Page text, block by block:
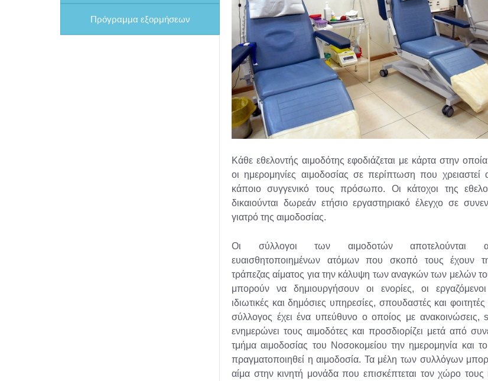
Πρόγραμμα εξορμήσεων
Κάθε εθελοντής αιμοδότης εφοδιάζεται με κάρτα στην
οι ημερομηνίες αιμοδοσίας σε περίπτωση που χρειαστεί
κάποιο συγγενικό τους πρόσωπο. Οι κάτοχοι της
δικαιούνται δωρεάν ετήσιο εργαστηριακό έλεγχο σε
γιατρό της αιμοδοσίας.
Οι σύλλογοι των αιμοδοτών αποτελούνται
ευαισθητοποιημένων ατόμων που σκοπό τους έχουν
τράπεζας αίματος για την κάλυψη των αναγκών των μελών
μπορούν να δημιουργήσουν οι ενορίες, οι
ιδιωτικές και δημόσιες υπηρεσίες, σπουδαστές και
σύλλογος έχει ένα υπεύθυνο ο οποίος με ανακοινώσεις,
ενημερώνει τους αιμοδότες και προσδιορίζει μετά από
τμήμα αιμοδοσίας του Νοσοκομείου την ημερομηνία και
πραγματοποιηθεί η αιμοδοσία. Τα μέλη των συλλόγων
αίμα στην κινητή μονάδα που επισκέπτεται τον χώρο